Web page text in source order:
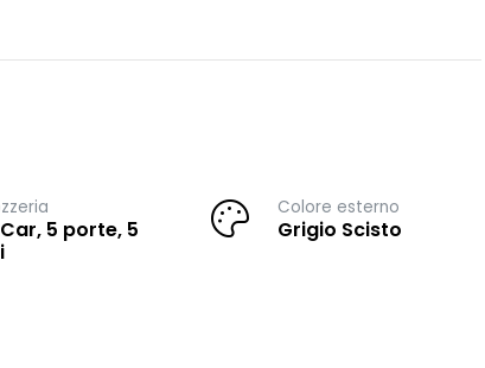
5 porte, 5
Colore esterno
Grigio Scisto